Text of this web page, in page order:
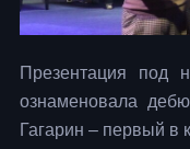
Презентация под
ознаменовала
Гагарин – первый в